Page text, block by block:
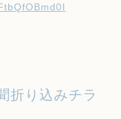
折り込みチラ